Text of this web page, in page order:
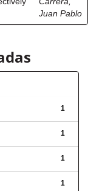
Juan Pablo
1
1
1
1